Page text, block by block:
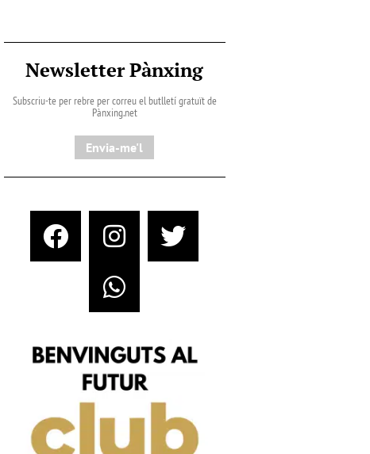
Newsletter Pànxing
Subscriu-te per rebre per correu el butlletí gratuït de
Pànxing.net​
Envia-me'l